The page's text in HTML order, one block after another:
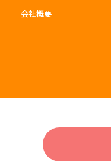
会社概要